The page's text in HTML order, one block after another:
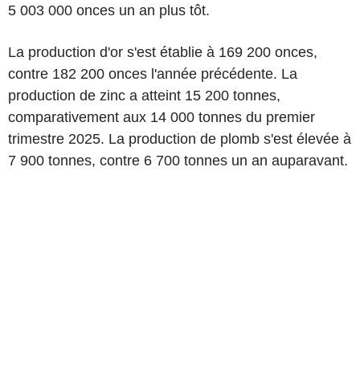
5 003 000 onces un an plus tôt.
La production d'or s'est établie à 169 200 onces,
contre 182 200 onces l'année précédente. La
production de zinc a atteint 15 200 tonnes,
comparativement aux 14 000 tonnes du premier
trimestre 2025. La production de plomb s'est élevée à
7 900 tonnes, contre 6 700 tonnes un an auparavant.